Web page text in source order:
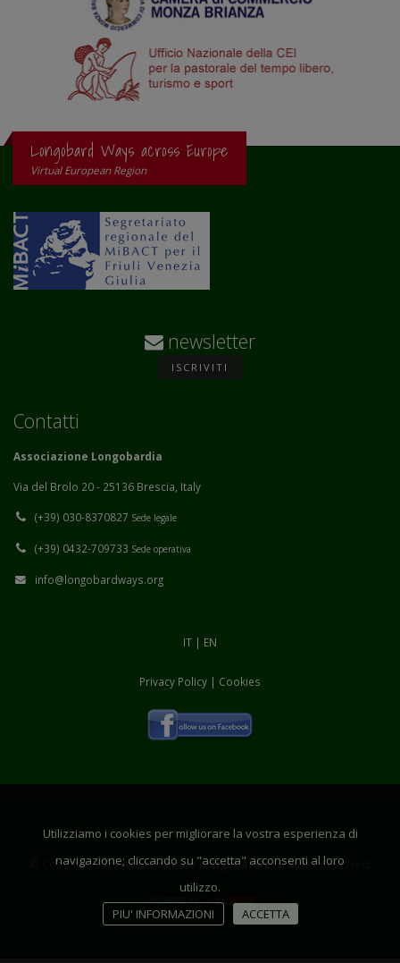
Longobard Ways across Europe
Virtual European Region
newsletter
ISCRIVITI
Contatti
Associazione Longobardia
Via del Brolo 20 - 25136 Brescia, Italy
(+39) 030-8370827 Sede legale
(+39) 0432-709733 Sede operativa
info@longobardways.org
IT | EN
Privacy Policy | Cookies
© Copyright 2026Associazione LongobardiaAll Rights Reserved.
Utilizziamo i cookies per migliorare la vostra esperienza di
navigazione; cliccando su "accetta" acconsenti al loro
utilizzo.
PIU' INFORMAZIONI
ACCETTA